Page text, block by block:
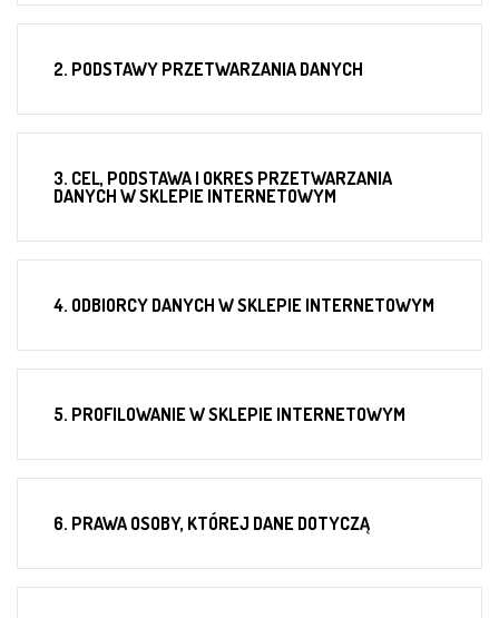
2. PODSTAWY PRZETWARZANIA DANYCH
3. CEL, PODSTAWA I OKRES PRZETWARZANIA
DANYCH W SKLEPIE INTERNETOWYM
4. ODBIORCY DANYCH W SKLEPIE INTERNETOWYM
5. PROFILOWANIE W SKLEPIE INTERNETOWYM
6. PRAWA OSOBY, KTÓREJ DANE DOTYCZĄ